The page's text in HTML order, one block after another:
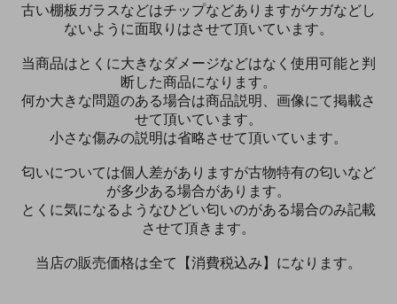
古い棚板ガラスなどはチップなどありますがケガなどし
ないように面取りはさせて頂いています。
当商品はとくに大きなダメージなどはなく使用可能と判
断した商品になります。
何か大きな問題のある場合は商品説明、画像にて掲載さ
せて頂いています。
小さな傷みの説明は省略させて頂いています。
匂いについては個人差がありますが古物特有の匂いなど
が多少ある場合があります。
とくに気になるようなひどい匂いのがある場合のみ記載
させて頂きます。
当店の販売価格は全て【消費税込み】になります。